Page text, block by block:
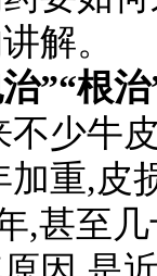
解。
”“根
牛皮
重,皮
,甚至